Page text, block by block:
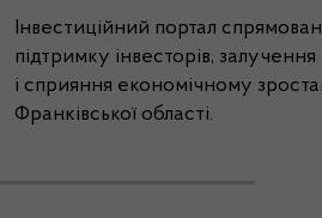
Інвестиційний портал
підтримку інвесторів,
і сприяння економічному
Франківської області.